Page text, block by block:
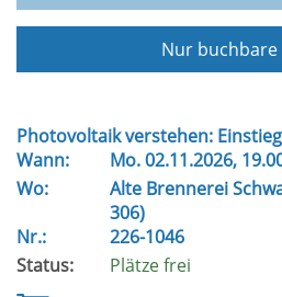
Nur buchbare
Photovoltaik verstehen:
Wann:
Mo.02.11.2026,
Wo:
Alte Brennerei
306)
Nr.:
226-1046
Status:
Plätze frei